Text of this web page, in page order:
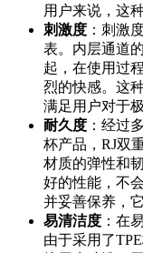
用户来说，这
刺激度 ：刺激
表。内层通道
起，在使用过
烈的快感。这
满足用户对于
耐久度 ：经过
杯产品，RJ双
材质的弹性和
好的性能，不
并妥善保养，
易清洁度 ：在
由于采用了